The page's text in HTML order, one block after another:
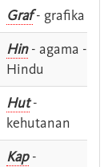
Graf- grafika
Hin- agama -
Hindu
Hut-
kehutanan
Kap-